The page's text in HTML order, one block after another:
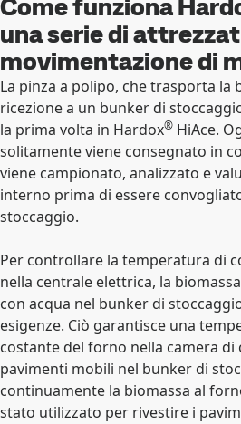
Come funziona
una serie di
movimentazione di
La pinza a polipo, che trasporta la
ricezione a un bunker di
la prima volta in Hardox® HiAce.
solitamente viene consegnato in
viene campionato, analizzato e
interno prima di essere
stoccaggio.
Per controllare la temperatura di
nella centrale elettrica, la
con acqua nel bunker di
esigenze. Ciò garantisce una
costante del forno nella camera di
pavimenti mobili nel bunker di
continuamente la biomassa al
stato utilizzato per rivestire i